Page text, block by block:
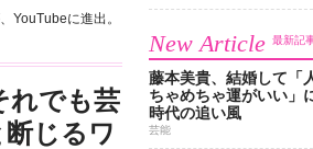
YouTubeに進出。
れでも芸
じるワ
New Article 最新記
藤本美貴、結婚して「
ちゃめちゃ運がいい」
時代の追い風
芸能